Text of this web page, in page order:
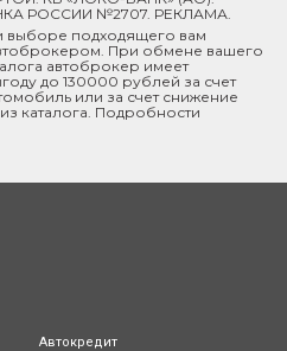
РОССИИ №2707. РЕКЛАМА.
выборе подходящего вам
При обмене вашего
автоброкер имеет
до 130000 рублей за счет
или за счет снижение
каталога. Подробности
Автокредит